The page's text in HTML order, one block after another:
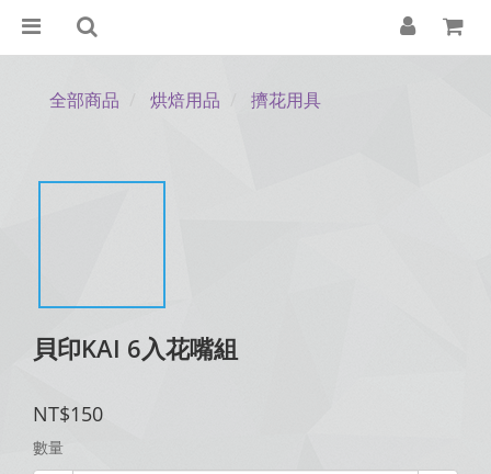
全部商品 烘焙用品 擠花用具
貝印KAI 6入花嘴組
NT$150
數量